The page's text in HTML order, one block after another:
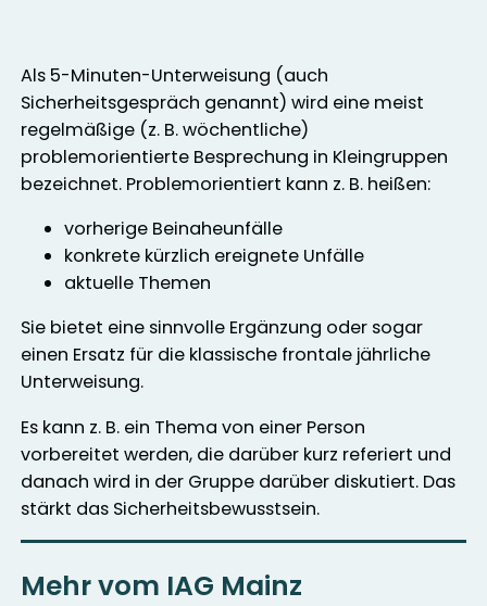
Als 5-Minuten-Unterweisung (auch
Sicherheitsgespräch genannt) wird eine meist
regelmäßige (z. B. wöchentliche)
problemorientierte Besprechung in Kleingruppen
bezeichnet. Problemorientiert kann z. B. heißen:
vorherige Beinaheunfälle
konkrete kürzlich ereignete Unfälle
aktuelle Themen
Sie bietet eine sinnvolle Ergänzung oder sogar
einen Ersatz für die klassische frontale jährliche
Unterweisung.
Es kann z. B. ein Thema von einer Person
vorbereitet werden, die darüber kurz referiert und
danach wird in der Gruppe darüber diskutiert. Das
stärkt das Sicherheitsbewusstsein.
Mehr vom IAG Mainz